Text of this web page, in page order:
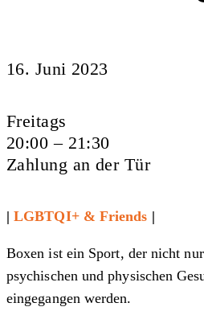
16. Juni 2023
Freitags
20:00 – 21:30
Zahlung an der Tür
|LGBTQI+ & Friends |
Boxen ist ein Sport, der nicht
psychischen und physischen
eingegangen werden.